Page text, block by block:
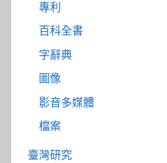
專利
百科全書
字辭典
圖像
影音多媒體
檔案
臺灣研究